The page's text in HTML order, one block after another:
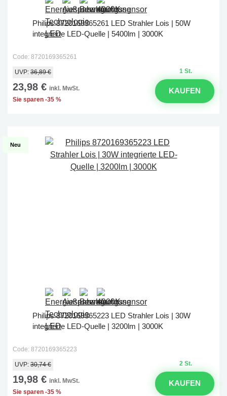
Philips 8720169365261 LED Strahler Lois | 50W
integrierte LED-Quelle | 5400lm | 3000K
Code: 8720169365261
1 St.
UVP: 36,89 €
23,98 € inkl. MwSt.
Sie sparen -35 %
KAUFEN
Neu
Philips 8720169365223 LED Strahler Lois | 30W
integrierte LED-Quelle | 3200lm | 3000K
Code: 8720169365223
2 St.
UVP: 30,74 €
19,98 € inkl. MwSt.
Sie sparen -35 %
KAUFEN